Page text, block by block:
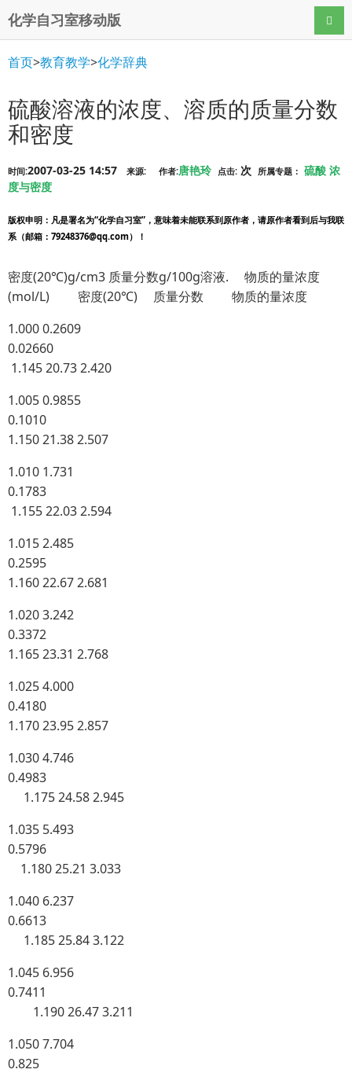
化学自习室移动版 导航
首页>教育教学>化学辞典
硫酸溶液的浓度、溶质的质量分数
和密度
时间:2007-03-25 14:57 来源: 作者:唐艳玲 点击: 次 所属专题： 硫酸 浓
度与密度
版权申明 ：凡是署名为“化学自习室”，意味着未能联系到原作者，请原作者看到后与我联
系（邮箱：79248376@qq.com）！
密度(20℃)g/cm3 质量分数g/100g溶液. 物质的量浓度
(mol/L) 密度(20℃) 质量分数 物质的量浓度
1.000 0.2609
0.02660
1.145 20.73 2.420
1.005 0.9855
0.1010
1.150 21.38 2.507
1.010 1.731
0.1783
1.155 22.03 2.594
1.015 2.485
0.2595
1.160 22.67 2.681
1.020 3.242
0.3372
1.165 23.31 2.768
1.025 4.000
0.4180
1.170 23.95 2.857
1.030 4.746
0.4983
1.175 24.58 2.945
1.035 5.493
0.5796
1.180 25.21 3.033
1.040 6.237
0.6613
1.185 25.84 3.122
1.045 6.956
0.7411
1.190 26.47 3.211
1.050 7.704
0.825